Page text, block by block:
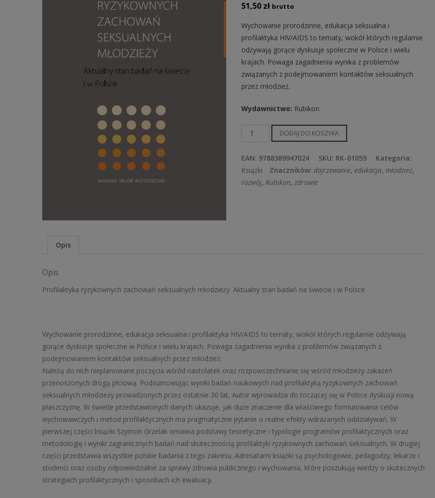
51,50 zł brutto
Wychowanie prorodzinne, edukacja seksualna i
profilaktyka HIV/AIDS to tematy, wokół których regularnie
odżywają gorące dyskusje społeczne w Polsce i wielu
krajach. Powaga zagadnienia wynika z problemów
związanych z podejmowaniem kontaktów seksualnych
przez młodzież.
Wydawnictwo: Rubikon
ilość
Profilaktyka
ryzykownych
zachowań
seksualnych
świecie
Polsce
DODAJ DO KOSZYKA
EAN: 9788389947024 SKU: RK-01059
Kategoria:
Książki
Znaczników: dojrzewanie, edukacja,młodzież,
rozwój, Rubikon,zdrowie
Opis
Opis
Profilaktyka ryzykownych zachowań seksualnych młodzieży. Aktualny stan badań na świecie i w Polsce
Wychowanie prorodzinne, edukacja seksualna i profilaktyka HIV/AIDS to tematy, wokół których regularnie odżywają
gorące dyskusje społeczne w Polsce i wielu krajach. Powaga zagadnienia wynika z problemów związanych z
podejmowaniem kontaktów seksualnych przez młodzież.
Należą do nich nieplanowane poczęcia wśród nastolatek oraz rozpowszechnianie się wśród młodzieży zakażeń
przenoszonych drogą płciową. Podsumowując wyniki badań naukowych nad profilaktyką ryzykownych zachowań
seksualnych młodzieży prowadzonych przez ostatnie 30 lat, Autor wprowadza do toczącej się w Polsce dyskusji nową
płaszczyznę. W świetle przedstawionych danych ukazuje, jak duże znaczenie dla właściwego formułowania celów
wychowawczych i metod profilaktycznych ma pragmatyczne pytanie o realne efekty wdrażanych oddziaływań. W
pierwszej części książki Szymon Grzelak omawia podstawy teoretyczne i typologie programów profilaktycznych oraz
metodologię i wyniki zagranicznych badań nad skutecznością profilaktyki ryzykownych zachowań seksualnych. W drugiej
części przedstawia wszystkie polskie badania z tego zakresu. Adresatami książki są psychologowie, pedagodzy, lekarze i
studenci oraz osoby odpowiedzialne za sprawy zdrowia publicznego i wychowania, które poszukują wiedzy o skutecznych
strategiach profilaktycznych i sposobach ich ewaluacji.